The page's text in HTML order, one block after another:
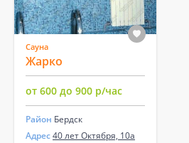
Сауна
Жарко
от 600 до 900 р/час
Район Бердск
Адрес40 лет Октября, 10а